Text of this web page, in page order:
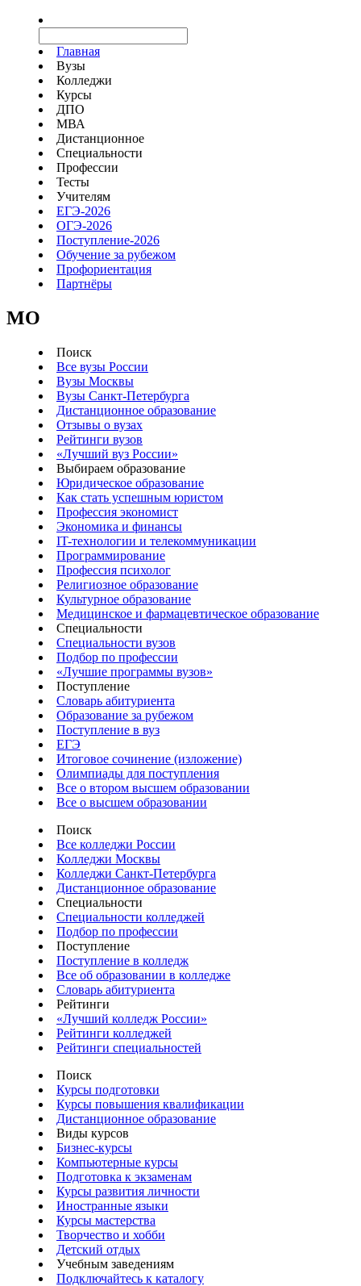
Главная
Вузы
Колледжи
Курсы
ДПО
МВА
Дистанционное
Специальности
Профессии
Тесты
Учителям
ЕГЭ-2026
ОГЭ-2026
Поступление-2026
Обучение за рубежом
Профориентация
Партнёры
MO
Поиск
Все вузы России
Вузы Москвы
Вузы Санкт-Петербурга
Дистанционное образование
Отзывы о вузах
Рейтинги вузов
«Лучший вуз России»
Выбираем образование
Юридическое образование
Как стать успешным юристом
Профессия экономист
Экономика и финансы
IT-технологии и телекоммуникации
Программирование
Профессия психолог
Религиозное образование
Культурное образование
Медицинское и фармацевтическое образование
Специальности
Специальности вузов
Подбор по профессии
«Лучшие программы вузов»
Поступление
Словарь абитуриента
Образование за рубежом
Поступление в вуз
ЕГЭ
Итоговое сочинение (изложение)
Олимпиады для поступления
Все о втором высшем образовании
Все о высшем образовании
Поиск
Все колледжи России
Колледжи Москвы
Колледжи Санкт-Петербурга
Дистанционное образование
Специальности
Специальности колледжей
Подбор по профессии
Поступление
Поступление в колледж
Все об образовании в колледже
Словарь абитуриента
Рейтинги
«Лучший колледж России»
Рейтинги колледжей
Рейтинги специальностей
Поиск
Курсы подготовки
Курсы повышения квалификации
Дистанционное образование
Виды курсов
Бизнес-курсы
Компьютерные курсы
Подготовка к экзаменам
Курсы развития личности
Иностранные языки
Курсы мастерства
Творчество и хобби
Детский отдых
Учебным заведениям
Подключайтесь к каталогу